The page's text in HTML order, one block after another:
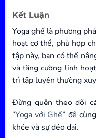
Kết Luận
Yoga ghế là phương
hoạt cơ thể, phù hợp
tập này, bạn có thể
và tăng cường linh
trì tập luyện thường
Đừng quên theo dõi
“Yoga với Ghế” để
khỏe và sự dẻo dai.